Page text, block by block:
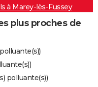
à Marey-lès-Fussey
plus proches de
polluante(s))